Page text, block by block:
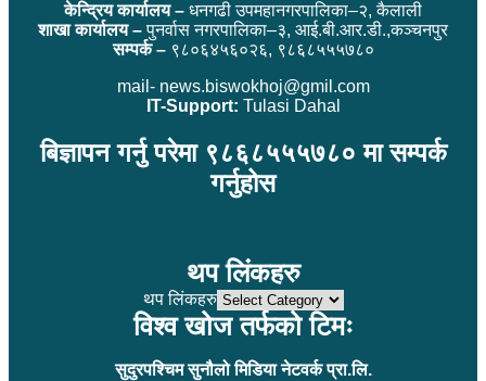
केन्द्रिय कार्यालय – धनगढी उपमहानगरपालिका–२, कैलाली
शाखा कार्यालय –पुनर्वास नगरपालिका–३, आई.बी.आर.डी.,कञ्चनपुर
सम्पर्क –९८०६४५६०२६, ९८६८५५५७८०
mail- news.biswokhoj@gmil.com
IT-Support: Tulasi Dahal
बिज्ञापन गर्नु परेमा ९८६८५५५७८० मा सम्पर्क
गर्नुहोस
थप लिंकहरु
थप लिंकहरु
विश्व खोज तर्फको टिमः
सुदुरपश्चिम सुनौलो मिडिया नेटवर्क प्रा.लि.